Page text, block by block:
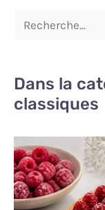
Dans la
classiques